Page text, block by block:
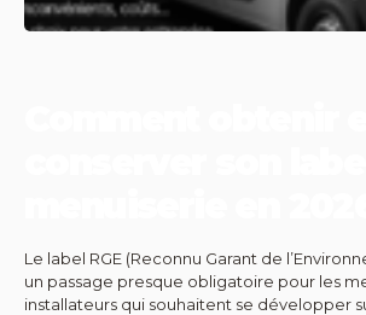
Le label RGE (Reconnu Garant de
un passage presque obligatoire pour les
installateurs qui souhaitent se développer